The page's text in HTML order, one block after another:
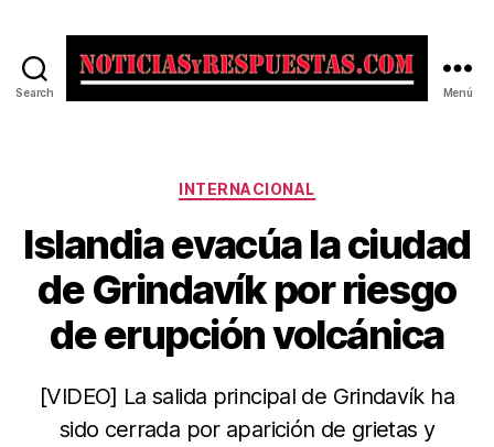
Search Menú
Categorías
INTERNACIONAL
Islandia evacúa la ciudad
de Grindavík por riesgo
de erupción volcánica
[VIDEO] La salida principal de Grindavík ha
sido cerrada por aparición de grietas y